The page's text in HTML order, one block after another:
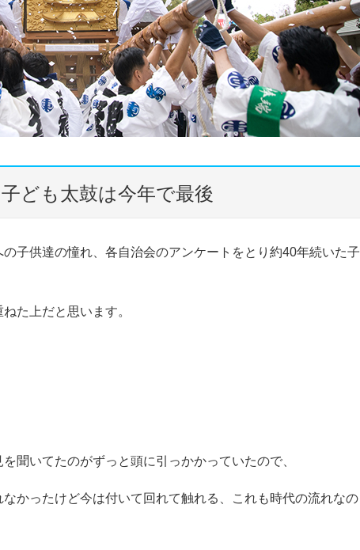
ども太鼓は今年で最後
子供達の憧れ、各自治会のアンケートをとり約40年続いた子
た上だと思います。
聞いてたのがずっと頭に引っかかっていたので、
かったけど今は付いて回れて触れる、これも時代の流れなの